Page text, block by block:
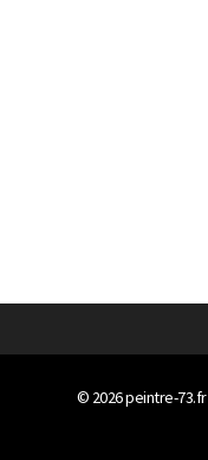
© 2026peintre-73.fr